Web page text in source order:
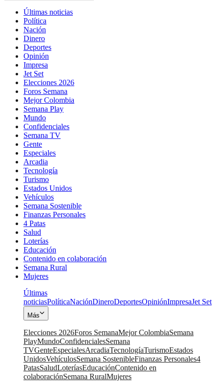
Últimas noticias
Política
Nación
Dinero
Deportes
Opinión
Impresa
Jet Set
Elecciones 2026
Foros Semana
Mejor Colombia
Semana Play
Mundo
Confidenciales
Semana TV
Gente
Especiales
Arcadia
Tecnología
Turismo
Estados Unidos
Vehículos
Semana Sostenible
Finanzas Personales
4 Patas
Salud
Loterías
Educación
Contenido en colaboración
Semana Rural
Mujeres
Últimas
noticiasPolíticaNaciónDineroDeportesOpiniónImpresaJet Set
Más
Elecciones 2026Foros SemanaMejor ColombiaSemana
PlayMundoConfidencialesSemana
TVGenteEspecialesArcadiaTecnologíaTurismoEstados
UnidosVehículosSemana SostenibleFinanzas Personales4
PatasSaludLoteríasEducaciónContenido en
colaboraciónSemana RuralMujeres